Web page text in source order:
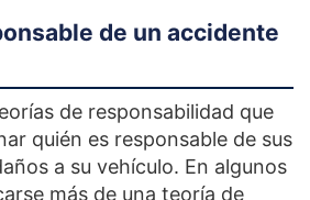
de un accidente
de responsabilidad que
quién es responsable de sus
a su vehículo. En algunos
más de una teoría de